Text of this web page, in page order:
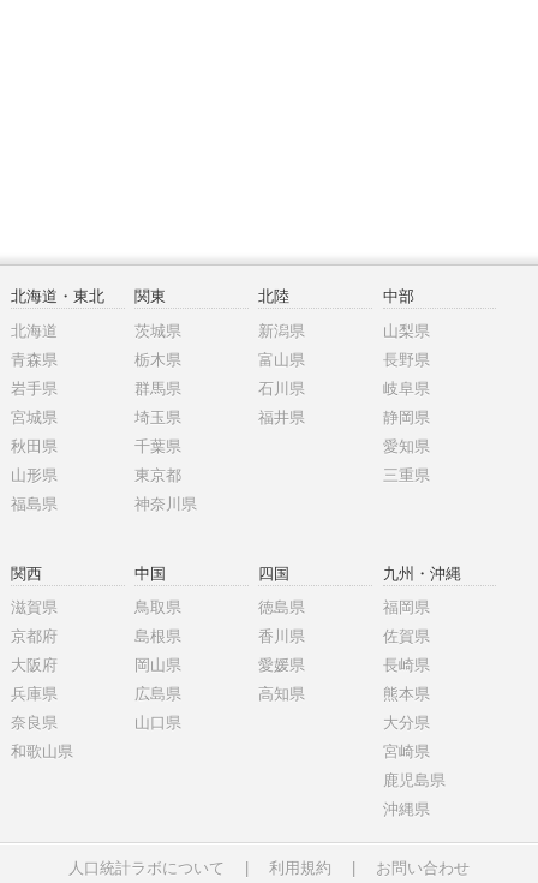
北海道・東北
北海道
青森県
岩手県
宮城県
秋田県
山形県
福島県
関東
茨城県
栃木県
群馬県
埼玉県
千葉県
東京都
神奈川県
北陸
新潟県
富山県
石川県
福井県
中部
山梨県
長野県
岐阜県
静岡県
愛知県
三重県
関西
滋賀県
京都府
大阪府
兵庫県
奈良県
和歌山県
中国
鳥取県
島根県
岡山県
広島県
山口県
四国
徳島県
香川県
愛媛県
高知県
九州・沖縄
福岡県
佐賀県
長崎県
熊本県
大分県
宮崎県
鹿児島県
沖縄県
人口統計ラボについて 利用規約 お問い合わせ